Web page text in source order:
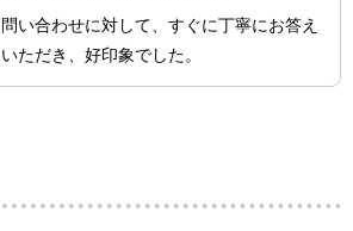
問い合わせに対して、すぐに丁寧にお答え
いただき、好印象でした。